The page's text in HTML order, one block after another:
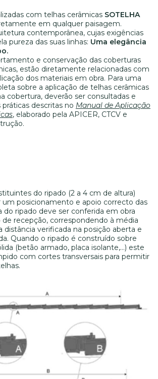
com telhas cerâmicas SOTELHA
em qualquer paisagem.
contemporânea, cujas exigências
pureza das suas linhas: Uma elegância
e conservação das coberturas
estão diretamente relacionadas com
dos materiais em obra. Para uma
sobre a aplicação de telhas cerâmicas
cobertura, deverão ser consultadas e
práticas descritas no Manual de Aplicação
, elaborado pela APICER, CTCV e
do ripado (2 a 4 cm de altura)
um posicionamento e apoio correcto das
do ripado deve ser conferida em obra
de recepção, correspondendo à média
distância verificada na posição aberta e
Quando o ripado é construído sobre
(betão armado, placa isolante,…) este
com cortes transversais para permitir